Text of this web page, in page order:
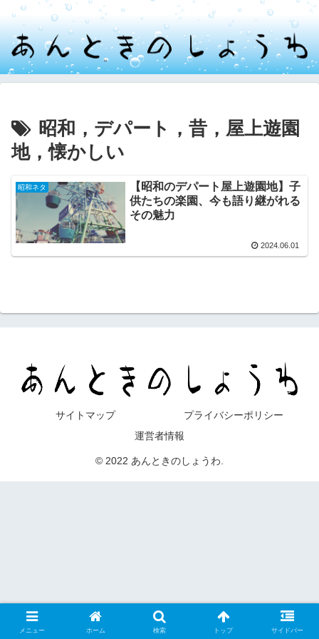
しょうわ懐かしみブログ
昭和，デパート，昔，屋上遊園
地，懐かしい
昭和ネタ
【昭和のデパート屋上遊園地】子
供たちの楽園、今も語り継がれる
その魅力
2024.06.01
サイトマップ
プライバシーポリシー
運営者情報
© 2022 あんときのしょうわ.
メニュー ホーム 検索 トップ サイドバー